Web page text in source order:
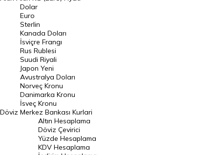
Euro Kuru
Pound Kuru
Frank Kuru
Riyal Kuru
Avustralya Doları
Danimarka Kronu Kuru
Kanada Doları Kuru
Norveç Kronu Kuru
İsveç Kronu Kuru
Japon Yeni Kuru
Döviz
Dolar
Euro
Sterlin
Kanada Doları
İsviçre Frangı
Rus Rublesi
Suudi Riyali
Japon Yeni
Avustralya Doları
Norveç Kronu
Danimarka Kronu
İsveç Kronu
Merkez Bankası Kurlari
Altın Hesaplama
Döviz Çevirici
Yüzde Hesaplama
KDV Hesaplama